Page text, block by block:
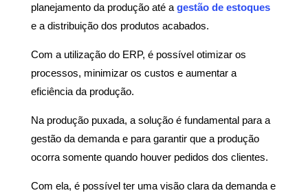
planejamento da produção até a gestão de estoques
e a distribuição dos produtos acabados.
Com a utilização do ERP, é possível otimizar os
processos, minimizar os custos e aumentar a
eficiência da produção.
Na produção puxada, a solução é fundamental para a
gestão da demanda e para garantir que a produção
ocorra somente quando houver pedidos dos clientes.
Com ela, é possível ter uma visão clara da demanda e